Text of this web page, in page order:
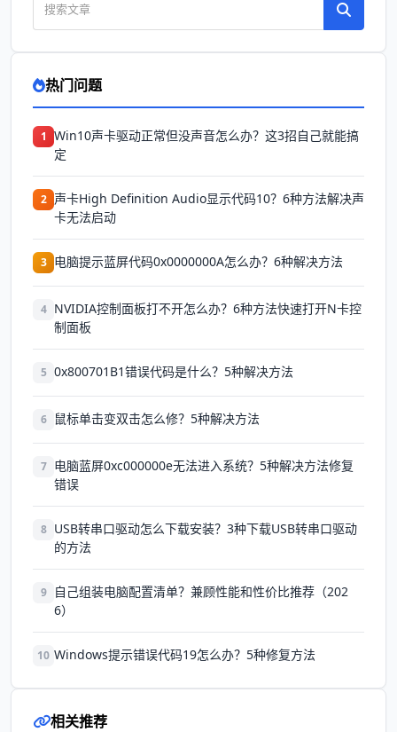
热门问题
1 Win10声卡驱动正常但没声音怎么办？这3招自己就能搞
定
2 声卡High Definition Audio显示代码10？6种方法解决声
卡无法启动
3 电脑提示蓝屏代码0x0000000A怎么办？6种解决方法
4 NVIDIA控制面板打不开怎么办？6种方法快速打开N卡控
制面板
5 0x800701B1错误代码是什么？5种解决方法
6 鼠标单击变双击怎么修？5种解决方法
7 电脑蓝屏0xc000000e无法进入系统？5种解决方法修复
错误
8 USB转串口驱动怎么下载安装？3种下载USB转串口驱动
的方法
9
自己组装电脑配置清单？兼顾性能和性价比推荐（202
6）
10 Windows提示错误代码19怎么办？5种修复方法
相关推荐